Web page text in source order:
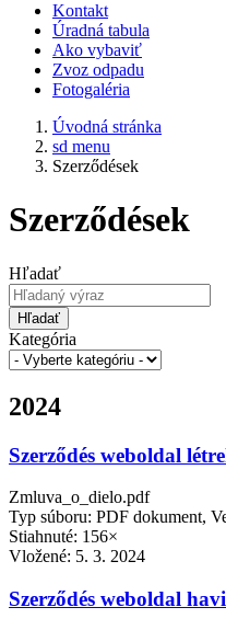
Kontakt
Úradná tabula
Ako vybaviť
Zvoz odpadu
Fotogaléria
Úvodná stránka
sd menu
Szerződések
Szerződések
Hľadať
Hľadať
Kategória
2024
Szerződés weboldal
Zmluva_o_dielo.pdf
Typ súboru: PDF dokument,
Stiahnuté: 156×
Vložené: 5. 3. 2024
Szerződés weboldal